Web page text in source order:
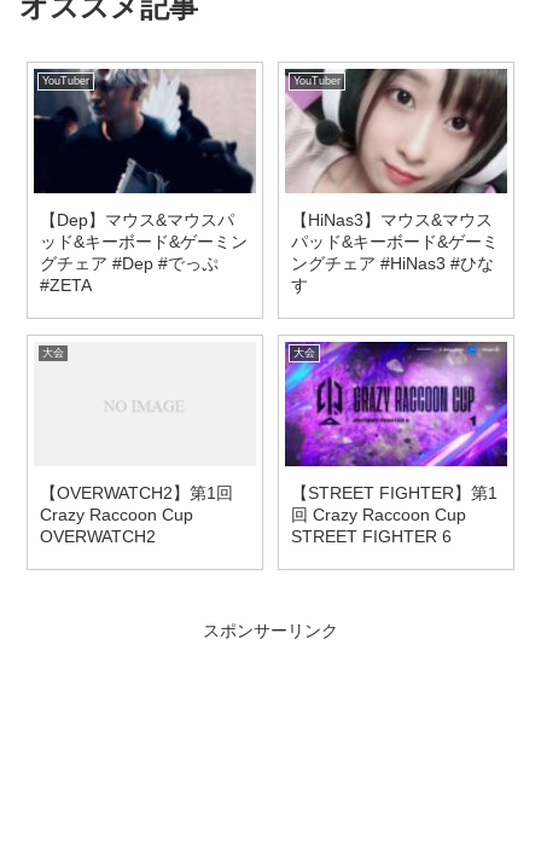
オススメ記事
YouTuber
【Dep】マウス&マウスパ
ッド&キーボード&ゲーミン
グチェア #Dep #でっぷ
#ZETA
YouTuber
【HiNas3】マウス&マウス
パッド&キーボード&ゲーミ
ングチェア #HiNas3 #ひな
す
大会
【OVERWATCH2】第1回
Crazy Raccoon Cup
OVERWATCH2
大会
【STREET FIGHTER】第1
回 Crazy Raccoon Cup
STREET FIGHTER 6
スポンサーリンク